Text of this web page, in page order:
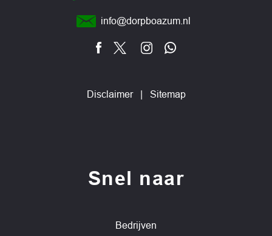
info@dorpboazum.nl
Disclaimer| Sitemap
Snel naar
Bedrijven